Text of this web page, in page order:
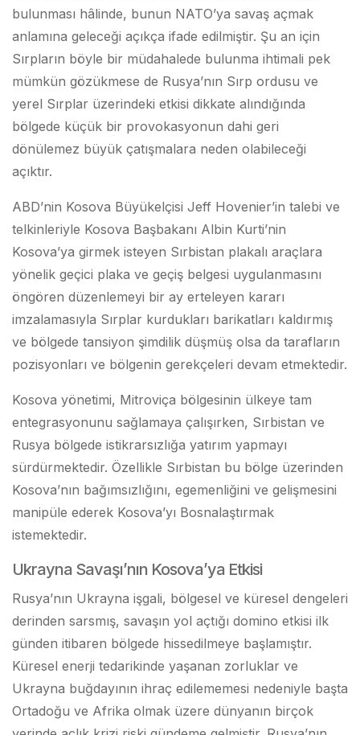
bulunması hâlinde, bunun NATO’ya savaş açmak
anlamına geleceği açıkça ifade edilmiştir. Şu an için
Sırpların böyle bir müdahalede bulunma ihtimali pek
mümkün gözükmese de Rusya’nın Sırp ordusu ve
yerel Sırplar üzerindeki etkisi dikkate alındığında
bölgede küçük bir provokasyonun dahi geri
dönülemez büyük çatışmalara neden olabileceği
açıktır.
ABD’nin Kosova Büyükelçisi Jeff Hovenier’in talebi ve
telkinleriyle Kosova Başbakanı Albin Kurti’nin
Kosova’ya girmek isteyen Sırbistan plakalı araçlara
yönelik geçici plaka ve geçiş belgesi uygulanmasını
öngören düzenlemeyi bir ay erteleyen kararı
imzalamasıyla Sırplar kurdukları barikatları kaldırmış
ve bölgede tansiyon şimdilik düşmüş olsa da tarafların
pozisyonları ve bölgenin gerekçeleri devam etmektedir.
Kosova yönetimi, Mitroviça bölgesinin ülkeye tam
entegrasyonunu sağlamaya çalışırken, Sırbistan ve
Rusya bölgede istikrarsızlığa yatırım yapmayı
sürdürmektedir. Özellikle Sırbistan bu bölge üzerinden
Kosova’nın bağımsızlığını, egemenliğini ve gelişmesini
manipüle ederek Kosova’yı Bosnalaştırmak
istemektedir.
Ukrayna Savaşı’nın Kosova’ya Etkisi
Rusya’nın Ukrayna işgali, bölgesel ve küresel dengeleri
derinden sarsmış, savaşın yol açtığı domino etkisi ilk
günden itibaren bölgede hissedilmeye başlamıştır.
Küresel enerji tedarikinde yaşanan zorluklar ve
Ukrayna buğdayının ihraç edilememesi nedeniyle başta
Ortadoğu ve Afrika olmak üzere dünyanın birçok